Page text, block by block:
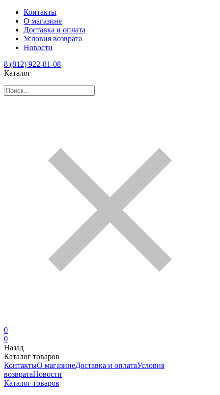
Контакты
О магазине
Доставка и оплата
Условия возврата
Новости
8 (812) 922-81-08
Каталог
0
0
Назад
Каталог товаров
КонтактыО магазинеДоставка и оплатаУсловия
возвратаНовости
Каталог товаров